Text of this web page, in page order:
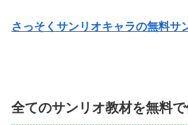
さっそくサンリオキャラの無料サ
全てのサンリオ教材を無料